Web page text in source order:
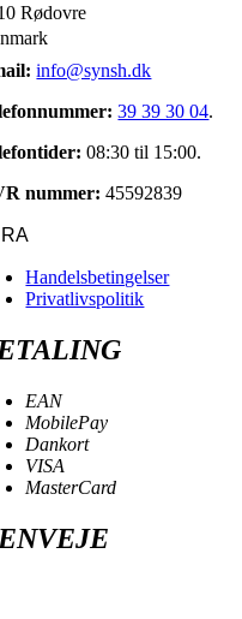
Rødovre
info@synsh.dk
39 39 30 04.
08:30 til 15:00.
nummer: 45592839
Handelsbetingelser
Privatlivspolitik
EAN
MobilePay
Dankort
VISA
MasterCard